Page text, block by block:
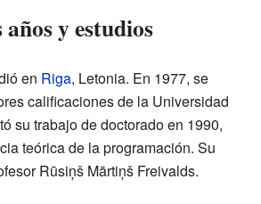
y estudios
en Riga, Letonia. En 1977, se
calificaciones de la Universidad
su trabajo de doctorado en 1990,
teórica de la programación. Su
Rūsiņš Mārtiņš Freivalds.